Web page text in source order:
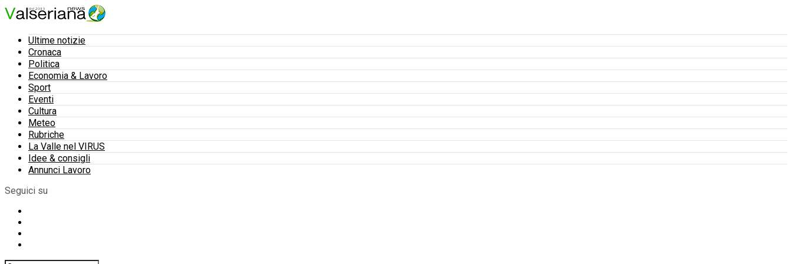
Ultime notizie
Cronaca
Politica
Economia & Lavoro
Sport
Eventi
Cultura
Meteo
Rubriche
La Valle nel VIRUS
Idee & consigli
Annunci Lavoro
Seguici su